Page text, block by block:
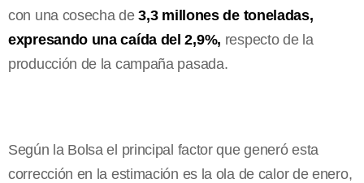
con una cosecha de3,3 millones de toneladas,
expresando una caída del 2,9%, respecto de la
producción de la campaña pasada.
Según la Bolsa el principal factor que generó esta
corrección en la estimación es la ola de calor de enero,